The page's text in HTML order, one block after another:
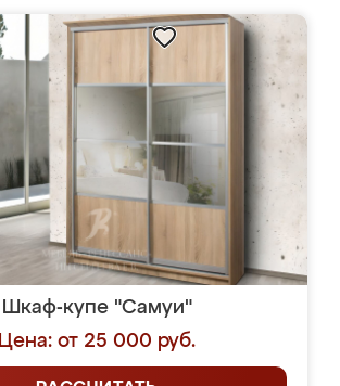
Шкаф-купе "Самуи"
Цена: от 25 000 руб.